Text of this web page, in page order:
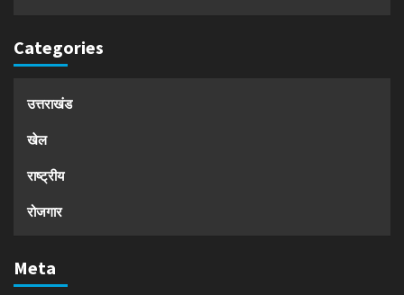
Categories
उत्तराखंड
खेल
राष्ट्रीय
रोजगार
Meta